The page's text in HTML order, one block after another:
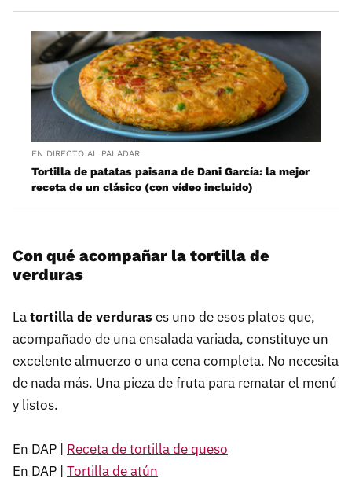
EN DIRECTO AL PALADAR
Tortilla de patatas paisana de Dani García: la mejor
receta de un clásico (con vídeo incluido)
Con qué acompañar la tortilla de
verduras
Latortilla de verduras es uno de esos platos que,
acompañado de una ensalada variada, constituye un
excelente almuerzo o una cena completa. No necesita
de nada más. Una pieza de fruta para rematar el menú
y listos.
En DAP | Receta de tortilla de queso
En DAP | Tortilla de atún